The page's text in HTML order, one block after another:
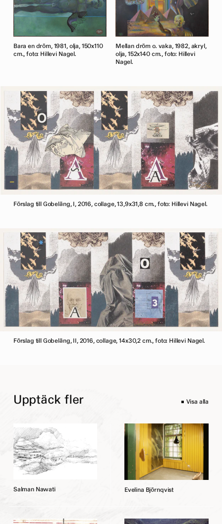
Bara en dröm, 1981, olja, 150x110
cm., foto: Hillevi Nagel.
Mellan dröm o. vaka, 1982, akryl,
olja, 152x140 cm., foto: Hillevi
Nagel.
Förslag till Gobeläng, I, 2016, collage, 13,9x31,8 cm., foto: Hillevi Nagel.
Förslag till Gobeläng, II, 2016, collage, 14x30,2 cm., foto: Hillevi Nagel.
Upptäck fler Visa alla
Salman Nawati Evelina Björnqvist